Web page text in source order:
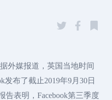
外媒报道，英国当地时间
发布了截止2019年9月30日
告表明，Facebook第三季度